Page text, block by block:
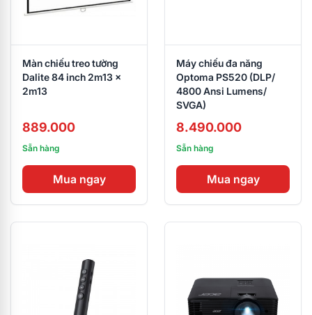
Màn chiếu treo tường
Dalite 84 inch 2m13 x
2m13
889.000
Sẵn hàng
Mua ngay
Máy chiếu đa năng
Optoma PS520 (DLP/
4800 Ansi Lumens/
SVGA)
8.490.000
Sẵn hàng
Mua ngay